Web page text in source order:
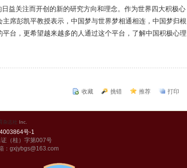
益关注而开创的新的研究方向和理念。作为世界四大积极心
席彭凯平教授表示，中国梦与世界梦相通相连，中国梦归根
台，更希望越来越多的人通过这个平台，了解中国积极心理
收藏 挑错 推荐 打印
杂志社 Inc.
号-1
（桂）字第007号
：gxjybgs@163.com